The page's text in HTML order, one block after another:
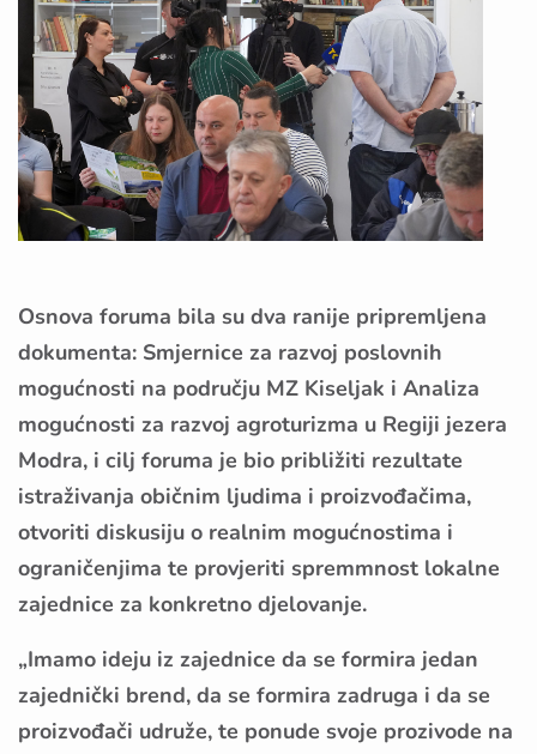
Osnova foruma bila su dva ranije pripremljena
dokumenta: Smjernice za razvoj poslovnih
mogućnosti na području MZ Kiseljak i Analiza
mogućnosti za razvoj agroturizma u Regiji jezera
Modra, i cilj foruma je bio približiti rezultate
istraživanja običnim ljudima i proizvođačima,
otvoriti diskusiju o realnim mogućnostima i
ograničenjima te provjeriti spremmnost lokalne
zajednice za konkretno djelovanje.
„Imamo ideju iz zajednice da se formira jedan
zajednički brend, da se formira zadruga i da se
proizvođači udruže, te ponude svoje prozivode na